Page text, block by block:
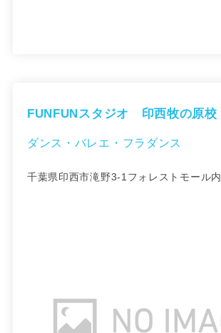
FUNFUNスタジオ 印西牧の原校
ダンス・バレエ・フラダンス
千葉県印西市滝野3-1フォレストモール内